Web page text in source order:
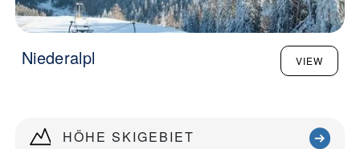
HÖHE SKIGEBIET
Niederalpl VIEW